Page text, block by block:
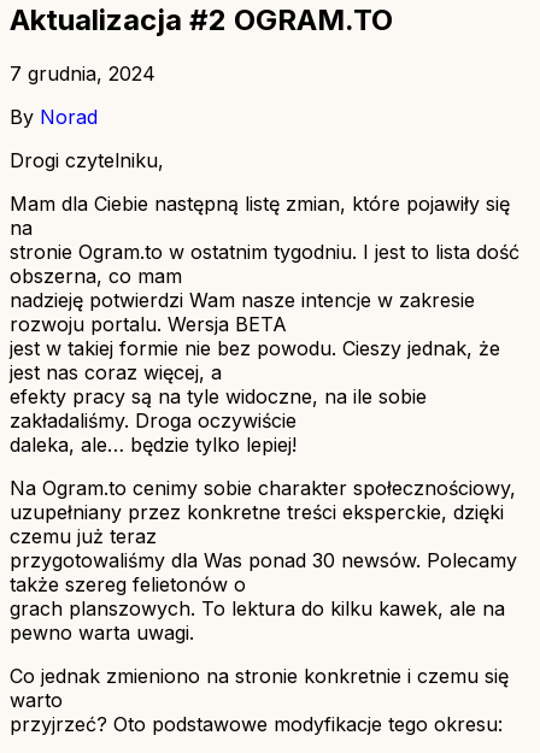
Aktualizacja #2 OGRAM.TO
7 grudnia, 2024
By Norad
Drogi czytelniku,
Mam dla Ciebie następną listę zmian, które pojawiły się
na
stronie Ogram.to w ostatnim tygodniu. I jest to lista dość
obszerna, co mam
nadzieję potwierdzi Wam nasze intencje w zakresie
rozwoju portalu. Wersja BETA
jest w takiej formie nie bez powodu. Cieszy jednak, że
jest nas coraz więcej, a
efekty pracy są na tyle widoczne, na ile sobie
zakładaliśmy. Droga oczywiście
daleka, ale… będzie tylko lepiej!
Na Ogram.to cenimy sobie charakter społecznościowy,
uzupełniany przez konkretne treści eksperckie, dzięki
czemu już teraz
przygotowaliśmy dla Was ponad 30 newsów. Polecamy
także szereg felietonów o
grach planszowych. To lektura do kilku kawek, ale na
pewno warta uwagi.
Co jednak zmieniono na stronie konkretnie i czemu się
warto
przyjrzeć? Oto podstawowe modyfikacje tego okresu: